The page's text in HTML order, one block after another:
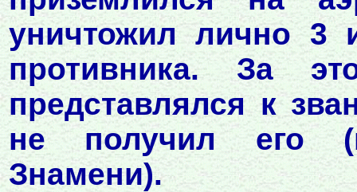
уничтожил лично 3
противника. За
представлялся к
не получил его
Знамени).